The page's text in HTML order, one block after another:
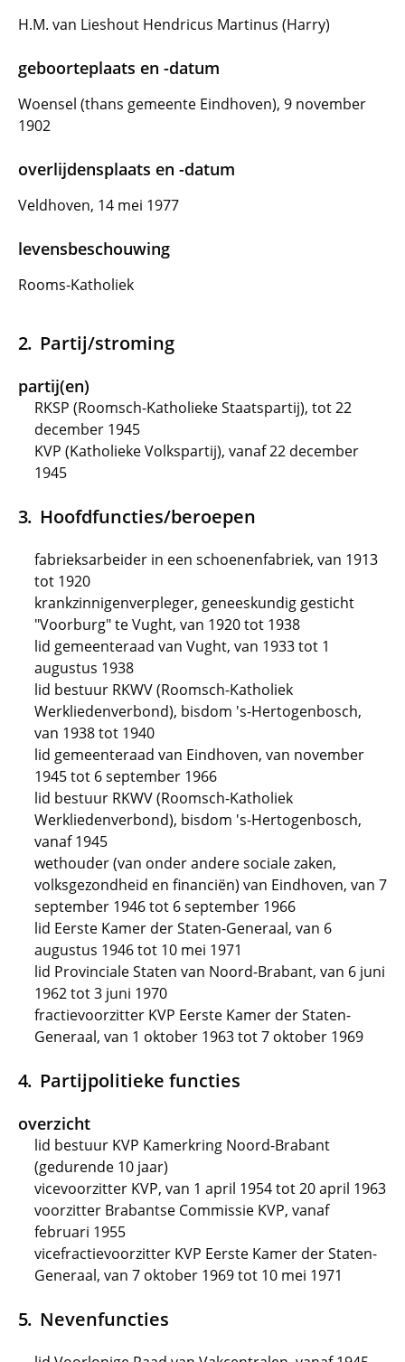
H.M. van Lieshout Hendricus Martinus (Harry)
geboorteplaats en -datum
Woensel (thans gemeente Eindhoven), 9 november
1902
overlijdensplaats en -datum
Veldhoven, 14 mei 1977
levensbeschouwing
Rooms-Katholiek
Partij/stroming
partij(en)
RKSP (Roomsch-Katholieke Staatspartij), tot 22
december 1945
KVP (Katholieke Volkspartij), vanaf 22 december
1945
Hoofdfuncties/beroepen
fabrieksarbeider in een schoenenfabriek, van 1913
tot 1920
krankzinnigenverpleger, geneeskundig gesticht
"Voorburg" te Vught, van 1920 tot 1938
lid gemeenteraad van Vught, van 1933 tot 1
augustus 1938
lid bestuur RKWV (Roomsch-Katholiek
Werkliedenverbond), bisdom 's-Hertogenbosch,
van 1938 tot 1940
lid gemeenteraad van Eindhoven, van november
1945 tot 6 september 1966
lid bestuur RKWV (Roomsch-Katholiek
Werkliedenverbond), bisdom 's-Hertogenbosch,
vanaf 1945
wethouder (van onder andere sociale zaken,
volksgezondheid en financiën) van Eindhoven, van 7
september 1946 tot 6 september 1966
lid Eerste Kamer der Staten-Generaal, van 6
augustus 1946 tot 10 mei 1971
lid Provinciale Staten van Noord-Brabant, van 6 juni
1962 tot 3 juni 1970
fractievoorzitter KVP Eerste Kamer der Staten-
Generaal, van 1 oktober 1963 tot 7 oktober 1969
Partijpolitieke functies
overzicht
lid bestuur KVP Kamerkring Noord-Brabant
(gedurende 10 jaar)
vicevoorzitter KVP, van 1 april 1954 tot 20 april 1963
voorzitter Brabantse Commissie KVP, vanaf
februari 1955
vicefractievoorzitter KVP Eerste Kamer der Staten-
Generaal, van 7 oktober 1969 tot 10 mei 1971
Nevenfuncties